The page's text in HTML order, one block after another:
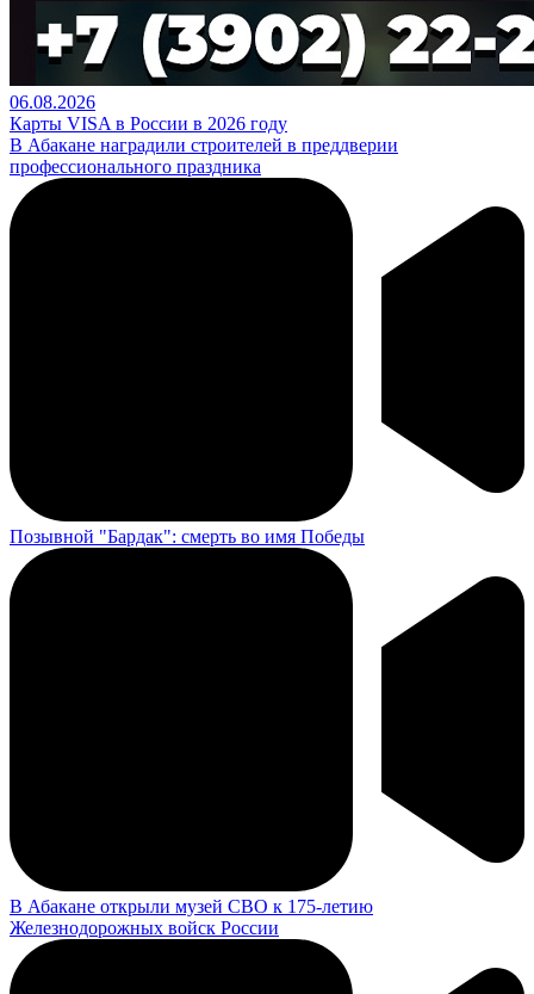
06.08.2026
Карты VISA в России в 2026 году
В Абакане наградили строителей в преддверии
профессионального праздника
Позывной "Бардак": смерть во имя Победы
В Абакане открыли музей СВО к 175-летию
Железнодорожных войск России